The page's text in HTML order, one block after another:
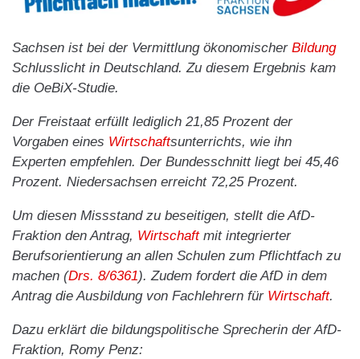
Sachsen ist bei der Vermittlung ökonomischer Bildung
Schlusslicht in Deutschland. Zu diesem Ergebnis kam
die OeBiX-Studie.
Der Freistaat erfüllt lediglich 21,85 Prozent der
Vorgaben eines Wirtschaftsunterrichts, wie ihn
Experten empfehlen. Der Bundesschnitt liegt bei 45,46
Prozent. Niedersachsen erreicht 72,25 Prozent.
Um diesen Missstand zu beseitigen, stellt die AfD-
Fraktion den Antrag, Wirtschaftmit integrierter
Berufsorientierung an allen Schulen zum Pflichtfach zu
machen (Drs. 8/6361). Zudem fordert die AfD in dem
Antrag die Ausbildung von Fachlehrern für Wirtschaft.
Dazu erklärt die bildungspolitische Sprecherin der AfD-
Fraktion, Romy Penz: